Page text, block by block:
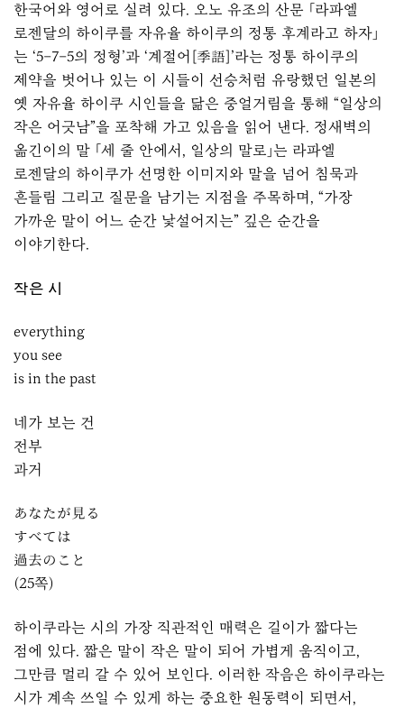
한국어와 영어로 실려 있다. 오노 유조의 산문 「라파엘
로젠달의 하이쿠를 자유율 하이쿠의 정통 후계라고 하자」
는 ‘5–7–5의 정형’과 ‘계절어[季語]’라는 정통 하이쿠의
제약을 벗어나 있는 이 시들이 선승처럼 유랑했던 일본의
옛 자유율 하이쿠 시인들을 닮은 중얼거림을 통해 “일상의
작은 어긋남”을 포착해 가고 있음을 읽어 낸다. 정새벽의
옮긴이의 말 「세 줄 안에서, 일상의 말로」는 라파엘
로젠달의 하이쿠가 선명한 이미지와 말을 넘어 침묵과
흔들림 그리고 질문을 남기는 지점을 주목하며, “가장
가까운 말이 어느 순간 낯설어지는” 깊은 순간을
이야기한다.
작은 시
everything
you see
is in the past
네가 보는 건
전부
과거
あなたが見る
すべては
過去のこと
(25쪽)
하이쿠라는 시의 가장 직관적인 매력은 길이가 짧다는
점에 있다. 짧은 말이 작은 말이 되어 가볍게 움직이고,
그만큼 멀리 갈 수 있어 보인다. 이러한 작음은 하이쿠라는
시가 계속 쓰일 수 있게 하는 중요한 원동력이 되면서,